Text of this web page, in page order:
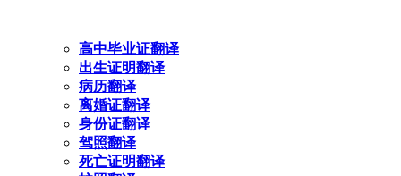
高中毕业证翻译
出生证明翻译
病历翻译
离婚证翻译
身份证翻译
驾照翻译
死亡证明翻译